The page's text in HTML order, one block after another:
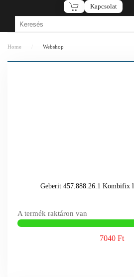
Fő tartalom átugrása
Kapcsolat
Home Webshop
Geberit 457.888.26.1 Kombifix
A termék raktáron van
7040 Ft